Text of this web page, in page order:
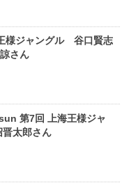
様ジャングル 谷口賢志
さん
第7回 上海王様ジャ
晋太郎さん